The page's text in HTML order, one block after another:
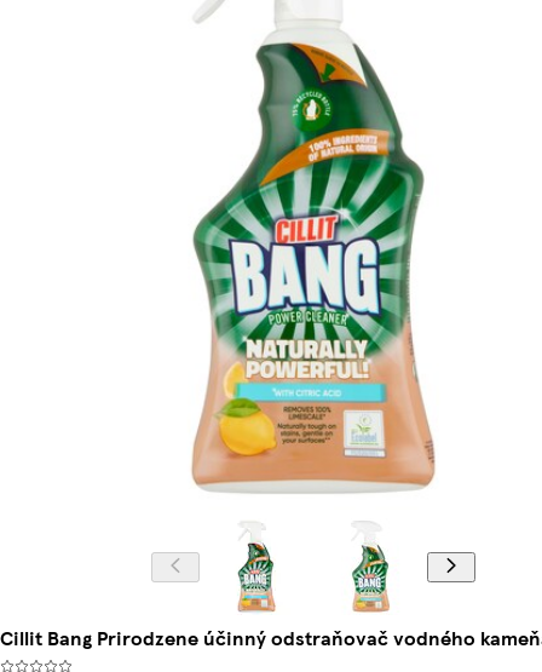
Cillit Bang Prirodzene účinný odstraňovač vodného